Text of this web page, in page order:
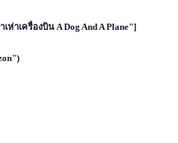
ห่าเครื่องบิน A Dog And A Plane"]